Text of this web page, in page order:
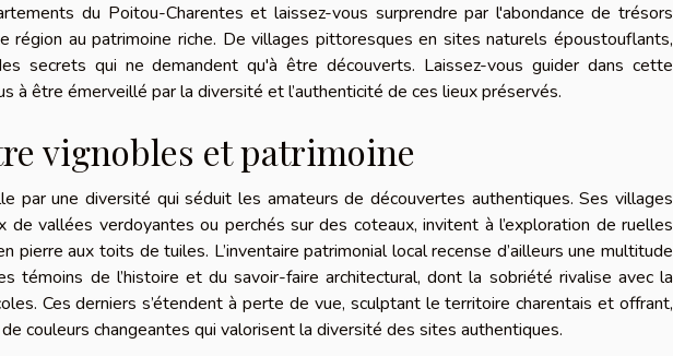
du Poitou-Charentes et laissez-vous surprendre par l'abondance de trésors
région au patrimoine riche. De villages pittoresques en sites naturels époustouflants,
secrets qui ne demandent qu'à être découverts. Laissez-vous guider dans cette
à être émerveillé par la diversité et l’authenticité de ces lieux préservés.
vignobles et patrimoine
par une diversité qui séduit les amateurs de découvertes authentiques. Ses villages
de vallées verdoyantes ou perchés sur des coteaux, invitent à l’exploration de ruelles
pierre aux toits de tuiles. L’inventaire patrimonial local recense d’ailleurs une multitude
témoins de l’histoire et du savoir-faire architectural, dont la sobriété rivalise avec la
Ces derniers s’étendent à perte de vue, sculptant le territoire charentais et offrant,
couleurs changeantes qui valorisent la diversité des sites authentiques.